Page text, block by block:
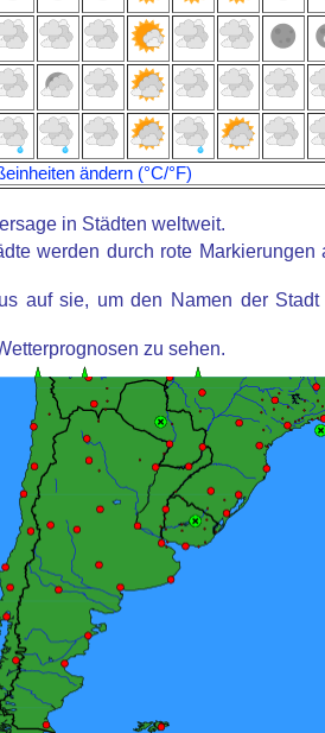
ändern (°C/°F)
in Städten weltweit.
werden durch rote Markierungen
auf sie, um den Namen der Stadt
zu sehen.